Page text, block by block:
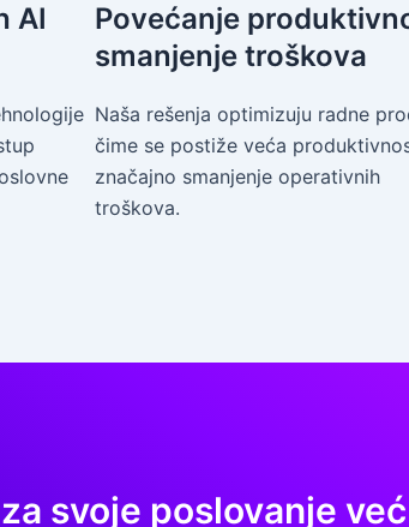
AI
Povećanje
smanjenje troškova
Naša rešenja optimizuju radne
čime se postiže veća
značajno smanjenje operativnih
troškova.
svoje poslovanje